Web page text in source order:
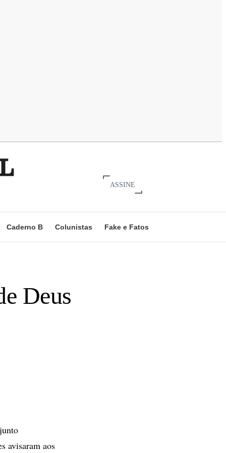
ASSINE
Caderno B Colunistas Fake e Fatos
Deus
avisaram aos